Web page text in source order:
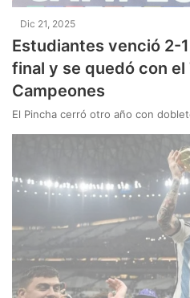
Dic 21, 2025
Estudiantes venció 2-
final y se quedó con el
Campeones
El Pincha cerró otro año con